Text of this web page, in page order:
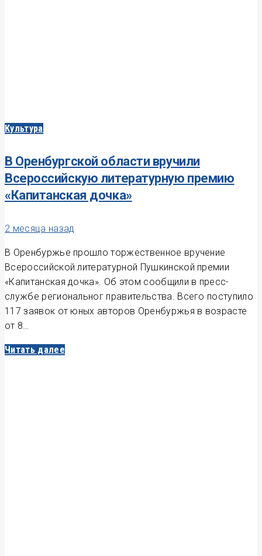
Культура
В Оренбургской области вручили
Всероссийскую литературную премию
«Капитанская дочка»
2 месяца назад
В Оренбуржье прошло торжественное вручение
Всероссийской литературной Пушкинской премии
«Капитанская дочка». Об этом сообщили в пресс-
службе региональног правительства. Всего поступило
117 заявок от юных авторов Оренбуржья в возрасте
от 8…
Читать далее